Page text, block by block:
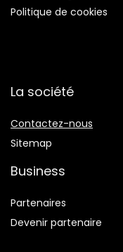
Politique de cookies
La société
Contactez-nous
Sitemap
Business
Partenaires
Devenir partenaire